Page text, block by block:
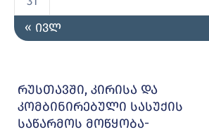
« ივლ
რუსთავში, კირისა და
კომბინირებული სასუქის
საწარმოს მოწყობა-